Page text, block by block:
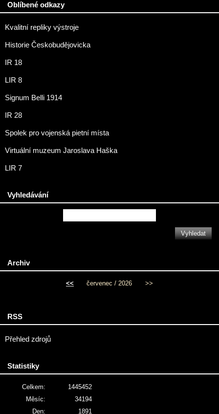
Oblíbené odkazy
Kvalitní repliky výstroje
Historie Českobudějovicka
IR 18
LIR 8
Signum Belli 1914
IR 28
Spolek pro vojenská pietní místa
Virtuální muzeum Jaroslava Haška
LIR 7
Vyhledávání
Archiv
<< červenec / 2026 >>
RSS
Přehled zdrojů
Statistiky
Celkem:
1445452
Měsíc:
34194
Den:
1891